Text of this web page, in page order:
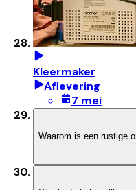
Kleermaker
Aflevering
7 mei
Waarom is een rustige